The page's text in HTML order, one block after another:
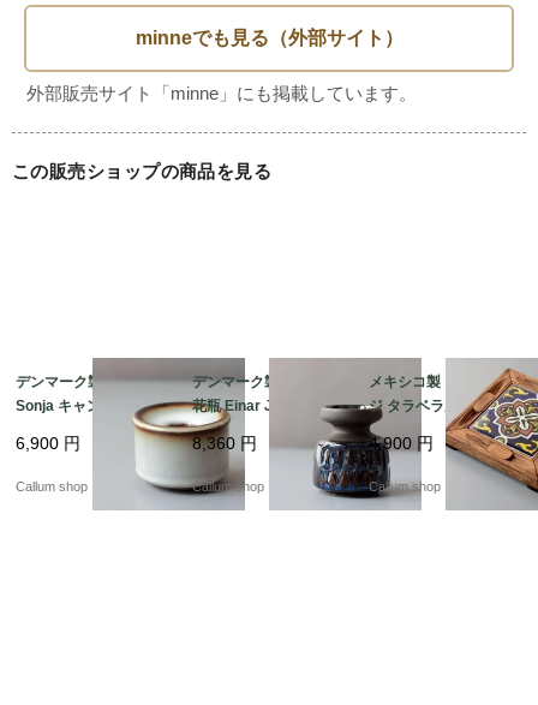
直径 約17.2
■素材
陶磁器
■原産国
す。
年数を経たヴィンテージということをご理解いただき、味わ
いをお楽しみいただけますと幸いです。
この販売ショップの商品を見る
デンマーク製 SOHOLM
Sonja キャンドルスタ
ンド 花瓶 北欧 花器 ス
ーホルム 一輪挿し ホル
ダー 燭台 ヴィンテージ
6,900 円
Callum shop
デンマーク製 SOHOLM
花瓶 Einar Johansen
ネイビー 北欧 花器 ス
ーホルム 一輪挿し キャ
ンドルスタンド ホルダ
ー ヴィンテージ_2607
8,360 円
Callum shop
メキシコ製 ヴィンテー
ジ タラベラ風タイルと
木製のトリベット 陶板
オブジェ 花台やトレー
としても フォークアー
ト アンティーク_2607
4,900 円
Callum shop